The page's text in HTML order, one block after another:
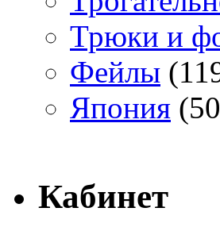
Трюки и
Фейлы
Япония
Кабинет